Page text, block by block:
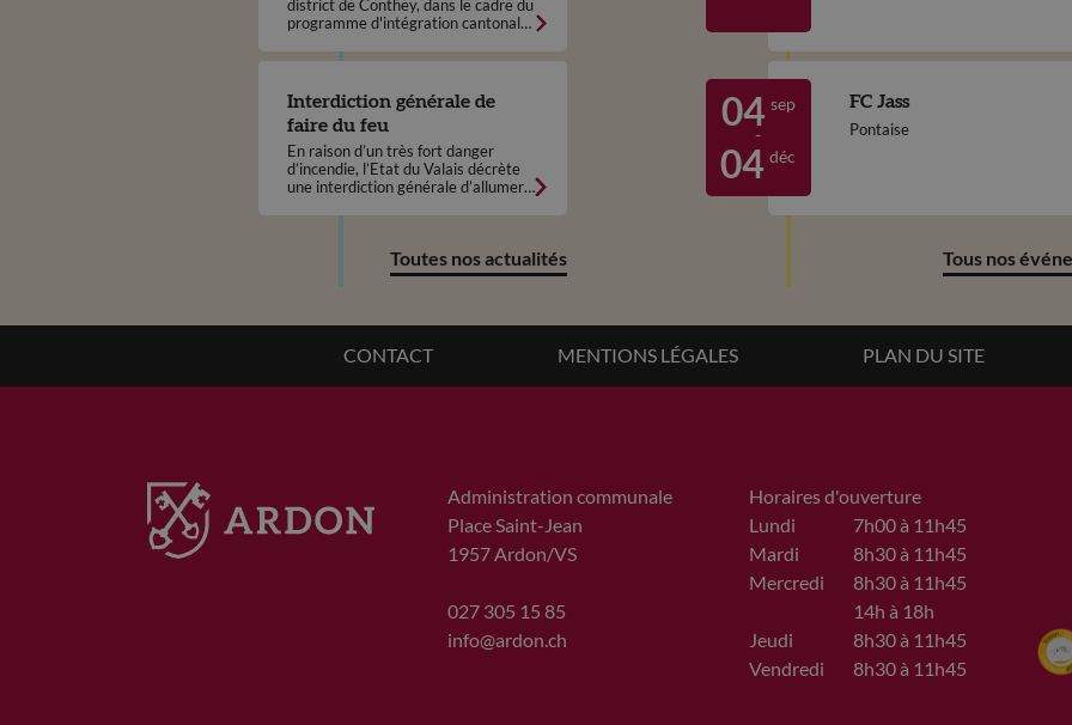
district de Conthey, dans le cadre du
programme d'intégration cantonal
Interdiction générale de
faire du feu
En raison d’un très fort danger
d’incendie, l’Etat du Valais décrète
une interdiction générale d’allumer
Toutes nos actualités
04 sep
-
04 déc
FC Jass
Pontaise
Tous nos
CONTACT MENTIONS LÉGALES PLAN DU SITE
Administration communale
Place Saint-Jean
1957 Ardon/VS
027 305 15 85
info@ardon.ch
Horaires d'ouverture
Lundi
7h00 à 11h45
Mardi
8h30 à 11h45
Mercredi
8h30 à 11h45
14h à 18h
Jeudi
8h30 à 11h45
Vendredi
8h30 à 11h45